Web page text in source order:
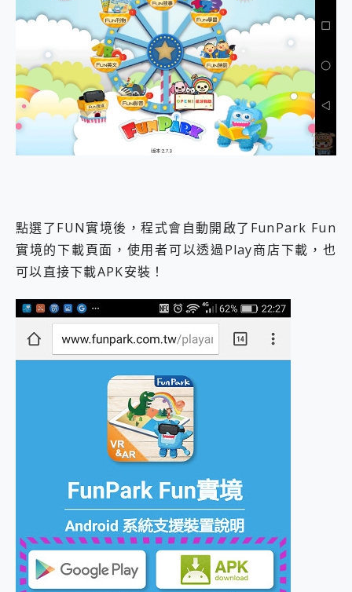
點選了FUN實境後，程式會自動開啟了FunPark Fun
實境的下載頁面，使用者可以透過Play商店下載，也
可以直接下載APK安裝！